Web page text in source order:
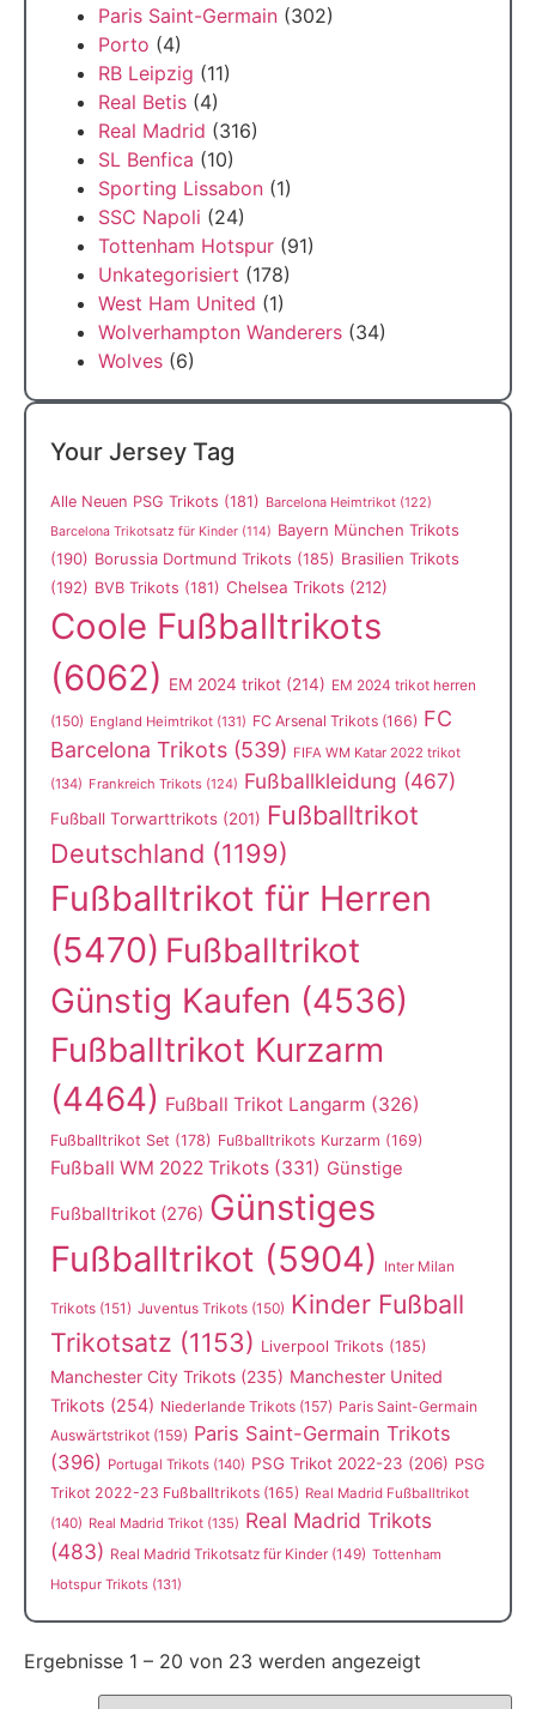
Paris Saint-Germain (302)
Porto (4)
RB Leipzig (11)
Real Betis (4)
Real Madrid (316)
SL Benfica (10)
Sporting Lissabon (1)
SSC Napoli (24)
Tottenham Hotspur (91)
Unkategorisiert (178)
West Ham United (1)
Wolverhampton Wanderers (34)
Wolves (6)
Your Jersey Tag
Alle Neuen PSG Trikots (181) Barcelona Heimtrikot (122)
Barcelona Trikotsatz für Kinder (114) Bayern München Trikots
(190) Borussia Dortmund Trikots (185) Brasilien Trikots
(192) BVB Trikots (181) Chelsea Trikots (212)
Coole Fußballtrikots
(6062) EM 2024 trikot (214) EM 2024 trikot herren
(150) England Heimtrikot (131) FC Arsenal Trikots (166) FC
Barcelona Trikots (539) FIFA WM Katar 2022 trikot
(134) Frankreich Trikots (124) Fußballkleidung (467)
Fußball Torwarttrikots (201) Fußballtrikot
Deutschland (1199)
Fußballtrikot für Herren
(5470) Fußballtrikot
Günstig Kaufen (4536)
Fußballtrikot Kurzarm
(4464) Fußball Trikot Langarm (326)
Fußballtrikot Set (178) Fußballtrikots Kurzarm (169)
Fußball WM 2022 Trikots (331) Günstige
Fußballtrikot (276) Günstiges
Fußballtrikot (5904) Inter Milan
Trikots (151) Juventus Trikots (150) Kinder Fußball
Trikotsatz (1153) Liverpool Trikots (185)
Manchester City Trikots (235) Manchester United
Trikots (254) Niederlande Trikots (157) Paris Saint-Germain
Auswärtstrikot (159) Paris Saint-Germain Trikots
(396) Portugal Trikots (140) PSG Trikot 2022-23 (206) PSG
Trikot 2022-23 Fußballtrikots (165) Real Madrid Fußballtrikot
(140) Real Madrid Trikot (135) Real Madrid Trikots
(483) Real Madrid Trikotsatz für Kinder (149) Tottenham
Hotspur Trikots (131)
Ergebnisse 1 – 20 von 23 werden angezeigt